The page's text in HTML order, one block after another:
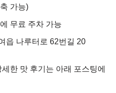
가능)
무료 주차 가능
읍 나루터로 62번길 20
한 맛 후기는 아래 포스팅에